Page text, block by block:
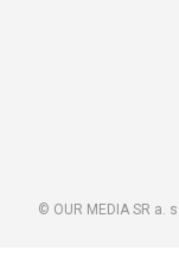
© OUR MEDIA SR a.